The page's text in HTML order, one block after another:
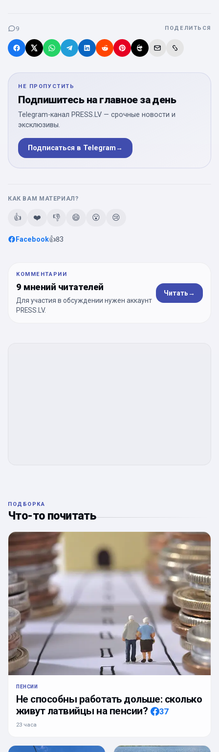
9 ПОДЕЛИТЬСЯ
НЕ ПРОПУСТИТЬ
Подпишитесь на главное за день
Telegram-канал PRESS.LV — срочные новости и
эксклюзивы.
Подписаться в Telegram→
КАК ВАМ МАТЕРИАЛ?
👍 ❤️ 👎 😄 😮 😢
Facebook👍83
КОММЕНТАРИИ
9 мнений читателей
Для участия в обсуждении нужен аккаунт
PRESS.LV.
Читать→
ПОДБОРКА
Что-то почитать
ПЕНСИИ
Не способны работать дольше: сколько
живут латвийцы на пенсии?
37
23 часа